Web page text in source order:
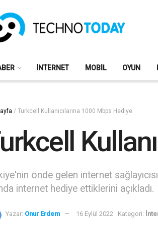
İNTERNET MOBIL OYUN
/ Turkcell Kullanıcılarına 1000 Mbps Hediye
önde gelen internet
internet hediye ettiklerini açıkladı.
Yazar: Onur Erdem 16 Eylül 2022 Kategori: